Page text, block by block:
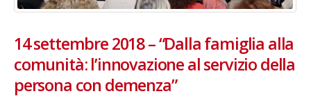
14 settembre 2018 – “Dalla famiglia alla
comunità: l’innovazione al servizio della
persona con demenza”